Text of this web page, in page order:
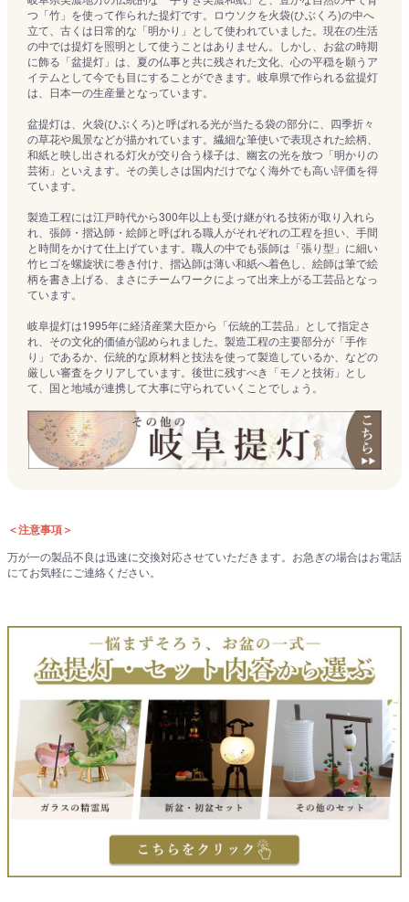
つ「竹」を使って作られた提灯です。ロウソクを火袋(ひぶくろ)の中へ
立て、古くは日常的な「明かり」として使われていました。現在の生活
の中では提灯を照明として使うことはありません。しかし、お盆の時期
に飾る「盆提灯」は、夏の仏事と共に残された文化、心の平穏を願うア
イテムとして今でも目にすることができます。岐阜県で作られる盆提灯
は、日本一の生産量となっています。
盆提灯は、火袋(ひぶくろ)と呼ばれる光が当たる袋の部分に、四季折々
の草花や風景などが描かれています。繊細な筆使いで表現された絵柄、
和紙と映し出される灯火が交り合う様子は、幽玄の光を放つ「明かりの
芸術」といえます。その美しさは国内だけでなく海外でも高い評価を得
ています。
製造工程には江戸時代から300年以上も受け継がれる技術が取り入れら
れ、張師・摺込師・絵師と呼ばれる職人がそれぞれの工程を担い、手間
と時間をかけて仕上げています。職人の中でも張師は「張り型」に細い
竹ヒゴを螺旋状に巻き付け、摺込師は薄い和紙へ着色し、絵師は筆で絵
柄を書き上げる、まさにチームワークによって出来上がる工芸品となっ
ています。
岐阜提灯は1995年に経済産業大臣から「伝統的工芸品」として指定さ
れ、その文化的価値が認められました。製造工程の主要部分が「手作
り」であるか、伝統的な原材料と技法を使って製造しているか、などの
厳しい審査をクリアしています。後世に残すべき「モノと技術」とし
て、国と地域が連携して大事に守られていくことでしょう。
＜注意事項＞
万が一の製品不良は迅速に交換対応させていただきます。お急ぎの場合はお電話
にてお気軽にご連絡ください。